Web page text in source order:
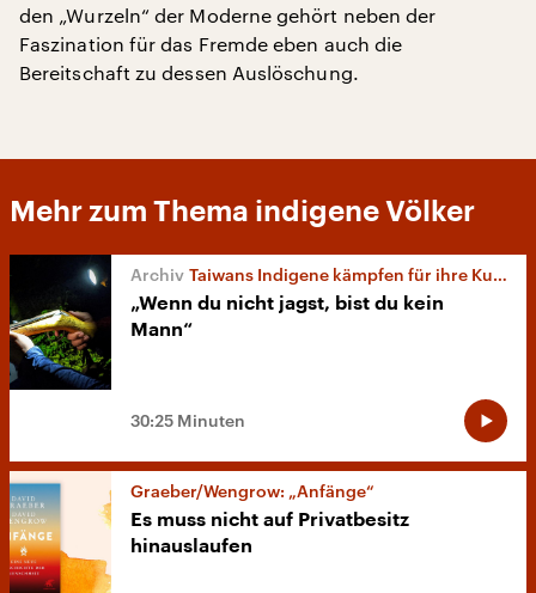
den „Wurzeln“ der Moderne gehört neben der
Faszination für das Fremde eben auch die
Bereitschaft zu dessen Auslöschung.
Mehr zum Thema indigene Völker
Taiwans Indigene kämpfen für ihre Kultur
„Wenn du nicht jagst, bist du kein
Mann“
30:25 Minuten
Graeber/Wengrow: „Anfänge“
Es muss nicht auf Privatbesitz
hinauslaufen